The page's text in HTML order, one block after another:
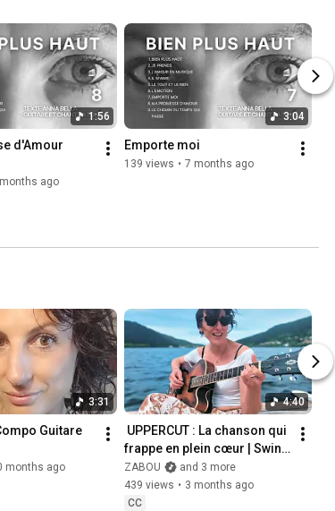
1:56
d'Amour
ago
3:04
Emporte moi
139 views • 7 months ago
3:31
Guitare
months ago
4:40
UPPERCUT : La chanson qui
frappe en plein cœur | Swing
Jazz Français | Zabou
MaZic
ZABOU
and 3 more
439 views • 3 months ago
CC